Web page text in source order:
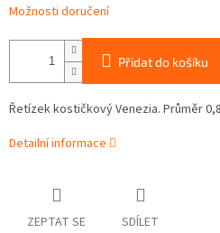
Možnosti doručení
Přidat do košíku
Řetízek kostičkový Venezia. Průměr
Detailní informace
ZEPTAT SE SDÍLET